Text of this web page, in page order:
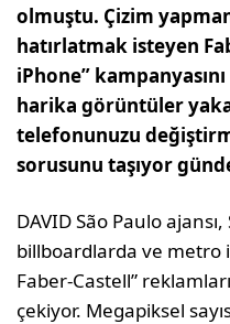
olmuştu. Çizim
hatırlatmak isteyen
iPhone”
harika görüntüler
telefonunuzu
sorusunu taşıyor
DAVID São Paulo ajansı,
billboardlarda ve metro
Faber-Castell”
çekiyor. Megapiksel